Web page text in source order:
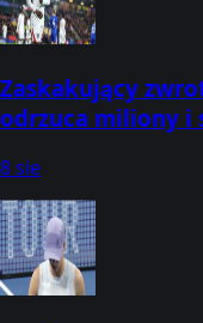
Zaskakujący
odrzuca miliony i
8 sie